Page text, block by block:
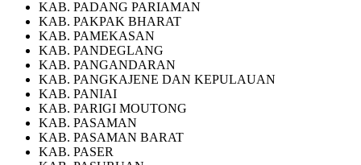
KAB. PADANG PARIAMAN
KAB. PAKPAK BHARAT
KAB. PAMEKASAN
KAB. PANDEGLANG
KAB. PANGANDARAN
KAB. PANGKAJENE DAN KEPULAUAN
KAB. PANIAI
KAB. PARIGI MOUTONG
KAB. PASAMAN
KAB. PASAMAN BARAT
KAB. PASER